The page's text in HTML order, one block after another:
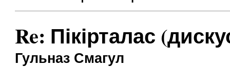
Re: Пікірталас
Гульназ Смагул